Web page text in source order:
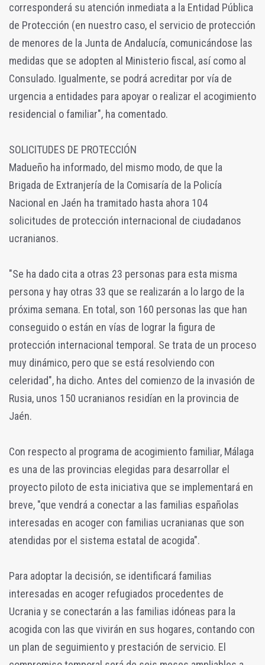
corresponderá su atención inmediata a la Entidad Pública
de Protección (en nuestro caso, el servicio de protección
de menores de la Junta de Andalucía, comunicándose las
medidas que se adopten al Ministerio fiscal, así como al
Consulado. Igualmente, se podrá acreditar por vía de
urgencia a entidades para apoyar o realizar el acogimiento
residencial o familiar", ha comentado.
SOLICITUDES DE PROTECCIÓN
Madueño ha informado, del mismo modo, de que la
Brigada de Extranjería de la Comisaría de la Policía
Nacional en Jaén ha tramitado hasta ahora 104
solicitudes de protección internacional de ciudadanos
ucranianos.
"Se ha dado cita a otras 23 personas para esta misma
persona y hay otras 33 que se realizarán a lo largo de la
próxima semana. En total, son 160 personas las que han
conseguido o están en vías de lograr la figura de
protección internacional temporal. Se trata de un proceso
muy dinámico, pero que se está resolviendo con
celeridad", ha dicho. Antes del comienzo de la invasión de
Rusia, unos 150 ucranianos residían en la provincia de
Jaén.
Con respecto al programa de acogimiento familiar, Málaga
es una de las provincias elegidas para desarrollar el
proyecto piloto de esta iniciativa que se implementará en
breve, "que vendrá a conectar a las familias españolas
interesadas en acoger con familias ucranianas que son
atendidas por el sistema estatal de acogida".
Para adoptar la decisión, se identificará familias
interesadas en acoger refugiados procedentes de
Ucrania y se conectarán a las familias idóneas para la
acogida con las que vivirán en sus hogares, contando con
un plan de seguimiento y prestación de servicio. El